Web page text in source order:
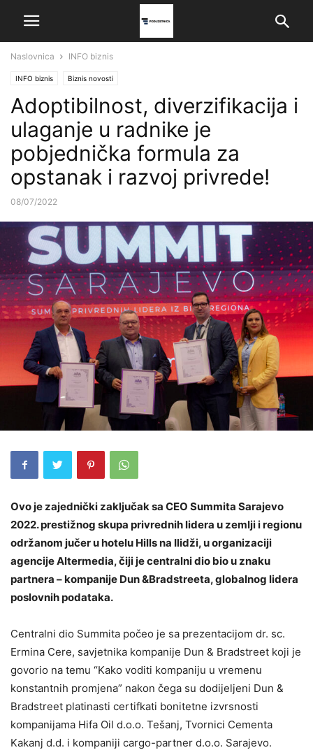
Naslovnica INFO biznis
INFO biznis Biznis novosti
Adoptibilnost, diverzifikacija i
ulaganje u radnike je
pobjednička formula za
opstanak i razvoj privrede!
08/07/2022
Ovo je zajednički zaključak sa CEO Summita Sarajevo
2022. prestižnog skupa privrednih lidera u zemlji i regionu
održanom jučer u hotelu Hills na Ilidži, u organizaciji
agencije Altermedia, čiji je centralni dio bio u znaku
partnera – kompanije Dun &Bradstreeta, globalnog lidera
poslovnih podataka.
Centralni dio Summita počeo je sa prezentacijom dr. sc.
Ermina Cere, savjetnika kompanije Dun & Bradstreet koji je
govorio na temu “Kako voditi kompaniju u vremenu
konstantnih promjena” nakon čega su dodijeljeni Dun &
Bradstreet platinasti certifkati bonitetne izvrsnosti
kompanijama Hifa Oil d.o.o. Tešanj, Tvornici Cementa
Kakanj d.d. i kompaniji cargo-partner d.o.o. Sarajevo.